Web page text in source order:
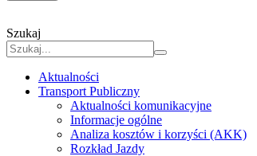
Szukaj
Aktualności
Transport Publiczny
Aktualności komunikacyjne
Informacje ogólne
Analiza kosztów i korzyści (AKK)
Rozkład Jazdy